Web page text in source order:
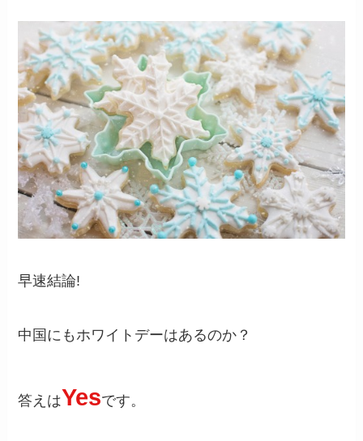
早速結論!
中国にもホワイトデーはあるのか？
答えはYesです。